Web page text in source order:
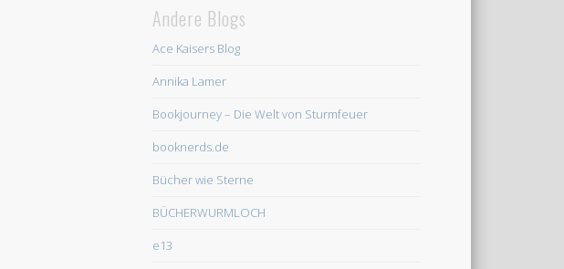
Andere Blogs
Ace Kaisers Blog
Annika Lamer
Bookjourney – Die Welt von Sturmfeuer
booknerds.de
Bücher wie Sterne
BÜCHERWURMLOCH
e13